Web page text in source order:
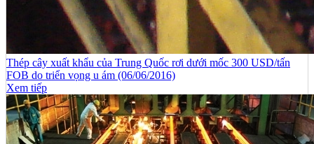
Thép cây xuất khẩu của Trung Quốc rơi dưới mốc 300 USD/tấn
FOB do triển vọng u ám (06/06/2016)
Xem tiếp